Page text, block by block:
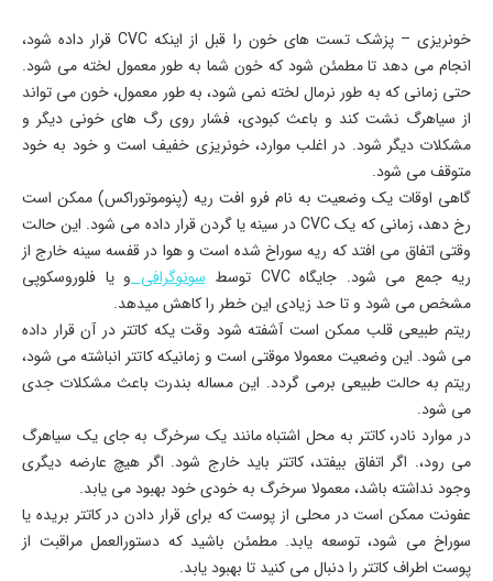
خونریزی – پزشک تست­ های خون را قبل از این­که CVC قرار داده شود،
انجام می­ دهد تا مطمئن شود که خون شما به ­طور معمول لخته می­ شود.
حتی زمانی­ که به­ طور نرمال لخته نمی­ شود، به­ طور معمول، خون می­ تواند
از سیاهرگ نشت کند و باعث کبودی، فشار روی رگ­ های خونی دیگر و
مشکلات دیگر شود. در اغلب موارد، خونریزی خفیف است و خود به خود
متوقف می­ شود.
گاهی اوقات یک وضعیت به نام فرو افت ریه (پنوموتوراکس) ممکن است
رخ دهد، زمانی­ که یک CVC در سینه یا گردن قرار داده می­ شود. این حالت
وقتی اتفاق می افتد که ریه سوراخ شده است و هوا در قفسه سینه خارج از
ریه جمع می­­ شود. جایگاه CVC توسط
سونوگرافیو یا فلوروسکوپی
مشخص می­ شود و تا حد زیادی این خطر را کاهش می­دهد.
ریتم طبیعی قلب ممکن است آشفته شود وقت ی­که کاتتر در آن قرار داده
می ­شود. این وضعیت معمولا موقتی است و زمانی­که کاتتر انباشته می­ شود،
ریتم به حالت طبیعی برمی­ گردد. این مساله بندرت باعث مشکلات جدی
می­ شود.
در موارد نادر، کاتتر به محل اشتباه مانند یک سرخرگ به­ جای یک سیاهرگ
می ­رود،. اگر اتفاق بیفتد، کاتتر باید خارج شود. اگر هیچ عارضه دیگری
وجود نداشته باشد، معمولا سرخرگ به خودی خود بهبود می­ یابد.
عفونت ممکن است در محلی از پوست که برای قرار دادن در کاتتر بریده یا
سوراخ می­ شود، توسعه یابد. مطمئن باشید که دستورالعمل مراقبت از
پوست اطراف کاتتر را دنبال می­ کنید تا بهبود یابد.